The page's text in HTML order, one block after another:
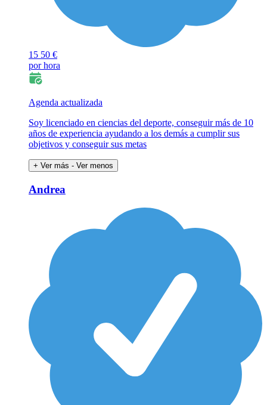
15 50 €
por hora
Agenda actualizada
Soy licenciado en ciencias del deporte, conseguir más de 10
años de experiencia ayudando a los demás a cumplir sus
objetivos y conseguir sus metas
+ Ver más - Ver menos
Andrea